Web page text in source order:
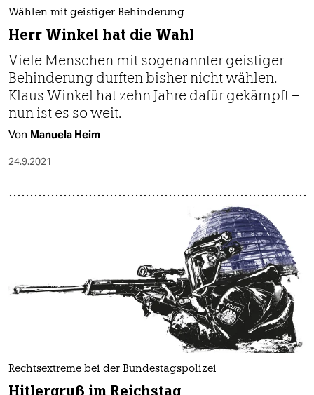
Wählen mit geistiger Behinderung
Herr Winkel hat die Wahl
Viele Menschen mit sogenannter geistiger
Behinderung durften bisher nicht wählen.
Klaus Winkel hat zehn Jahre dafür gekämpft –
nun ist es so weit.
Von Manuela Heim
24.9.2021
Rechtsextreme bei der Bundestagspolizei